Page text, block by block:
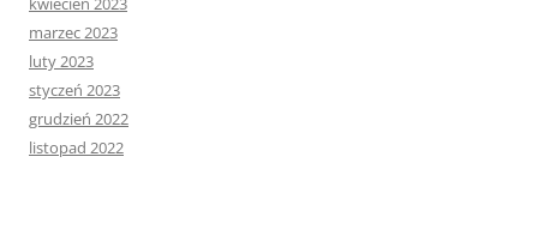
marzec 2023
luty 2023
styczeń 2023
grudzień 2022
listopad 2022